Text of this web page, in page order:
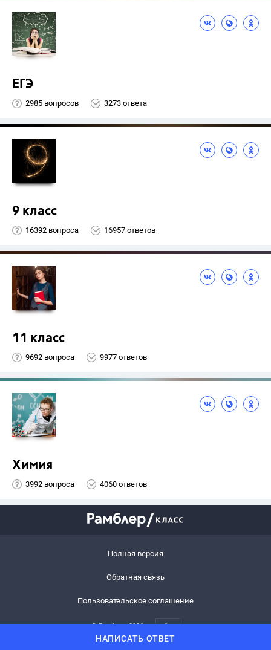
НАПИСАТЬ ОТВЕТ
ЕГЭ
2985 вопросов 3273 ответа
9 класс
16392 вопроса 16957 ответов
11 класс
9692 вопроса 9977 ответов
Химия
3992 вопроса 4060 ответов
Полная версия
Обратная связь
Пользовательское соглашение
© Рамблер,2026 6+